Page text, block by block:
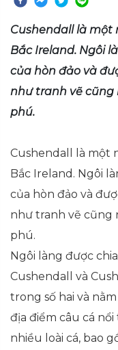
Cushendall là một
Bắc Ireland. Ngôi
của hòn đảo và
như tranh vẽ cũng
phú.
Cushendall là một
Bắc Ireland. Ngôi
của hòn đảo và
như tranh vẽ cũng
phú.
Ngôi làng được
Cushendall và
trong số hai và
địa điểm câu cá nổi
nhiều loài cá, bao